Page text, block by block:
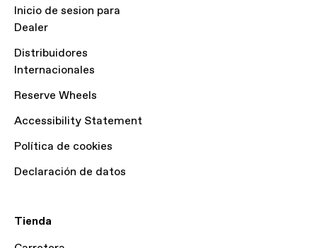
Inicio de sesion para
Dealer
Distribuidores
Internacionales
Reserve Wheels
Accessibility Statement
Política de cookies
Declaración de datos
Tienda